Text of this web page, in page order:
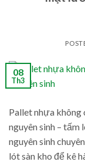
08
Th3
Pallet nhựa
nguyên sinh –
nguyên sinh
lót sàn kho để kê